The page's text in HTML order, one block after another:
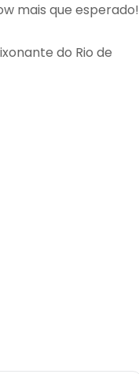
mais que esperado!
do Rio de